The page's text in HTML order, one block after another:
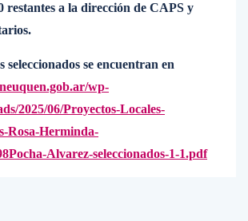
restantes a la dirección de CAPS y
seleccionados se encuentran en
wp-
2025/06/Proyectos-Locales-
Rosa-Herminda-
Alvarez-seleccionados-1-1.pdf